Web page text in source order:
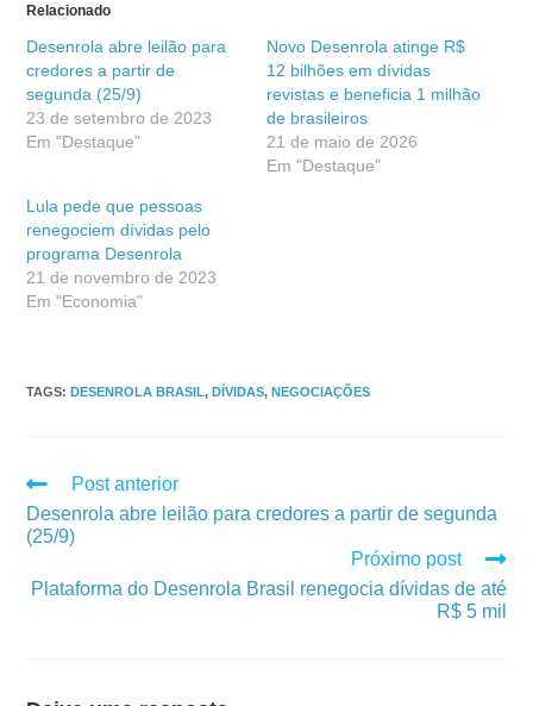
Relacionado
Desenrola abre leilão para
credores a partir de
segunda (25/9)
23 de setembro de 2023
Em "Destaque"
Novo Desenrola atinge R$
12 bilhões em dívidas
revistas e beneficia 1 milhão
de brasileiros
21 de maio de 2026
Em "Destaque"
Lula pede que pessoas
renegociem dívidas pelo
programa Desenrola
21 de novembro de 2023
Em "Economia"
TAGS:DESENROLA BRASIL, DÍVIDAS, NEGOCIAÇÕES
Post anterior
Desenrola abre leilão para credores a partir de segunda
(25/9)
Próximo post
Plataforma do Desenrola Brasil renegocia dívidas de até
R$ 5 mil